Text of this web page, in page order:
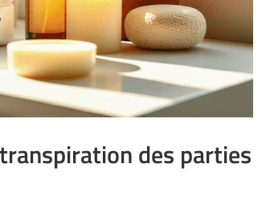
des parties